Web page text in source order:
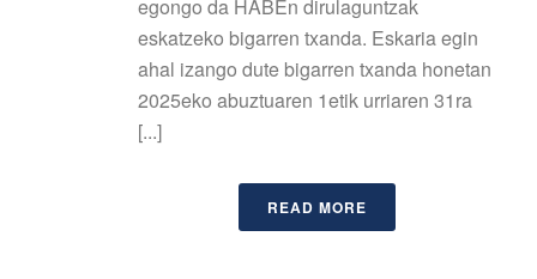
egongo da HABEn dirulaguntzak
eskatzeko bigarren txanda. Eskaria egin
ahal izango dute bigarren txanda honetan
2025eko abuztuaren 1etik urriaren 31ra
[...]
READ MORE